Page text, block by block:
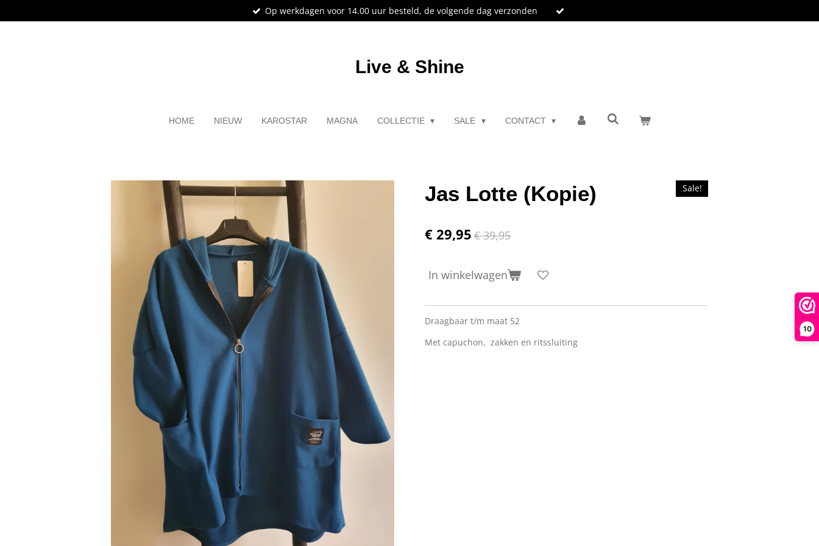
10
direct
Op werkdagen voor 14.00 uur besteld, de volgende dag verzonden
Live & Shine
HOME NIEUW KAROSTAR MAGNA COLLECTIE SALE CONTACT
Jas Lotte (Kopie) Sale!
€ 29,95 € 39,95
In winkelwagen
Draagbaar t/m maat 52
Met capuchon, zakken en ritssluiting